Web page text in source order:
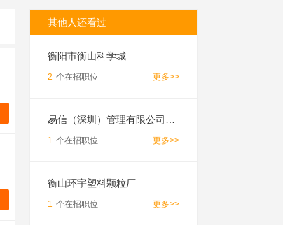
其他人还看过
衡阳市衡山科学城
2 个在招职位 更多>>
1 个在招职位 更多>>
衡山环宇塑料颗粒厂
1 个在招职位 更多>>